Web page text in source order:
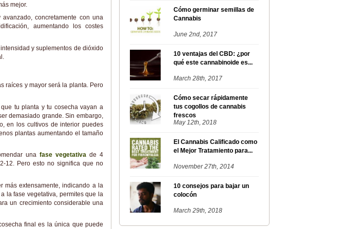
mejor.
concretamente con una
aumentando los costes
y suplementos de dióxido
raíces y mayor será la planta. Pero
tu planta y tu cosecha vayan a
demasiado grande. Sin embargo,
en los cultivos de interior puedes
plantas aumentando el tamaño
unafase vegetativade 4
12. Pero esto no significa que no
más extensamente, indicando a la
la fase vegetativa, permites que la
un crecimiento considerable una
final es la única que puede
Cómo germinar semillas de
Cannabis
June 2nd, 2017
10 ventajas del CBD: ¿por
qué este cannabinoide es...
March 28th, 2017
Cómo secar rápidamente
tus cogollos de cannabis
frescos
May 12th, 2018
El Cannabis Calificado como
el Mejor Tratamiento para...
November 27th, 2014
10 consejos para bajar un
colocón
March 29th, 2018